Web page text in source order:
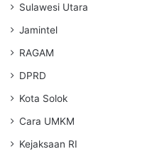
Sulawesi Utara
Jamintel
RAGAM
DPRD
Kota Solok
Cara UMKM
Kejaksaan RI